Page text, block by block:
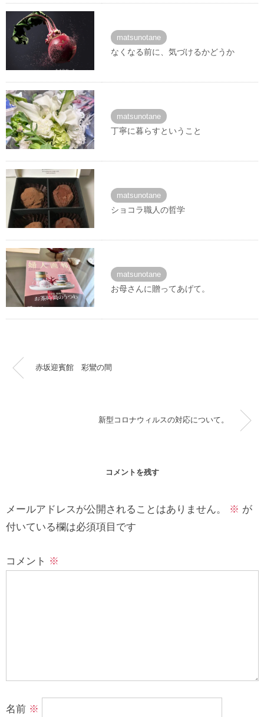
matsunotane
なくなる前に、気づけるかどうか
matsunotane
丁寧に暮らすということ
matsunotane
ショコラ職人の哲学
matsunotane
お母さんに贈ってあげて。
赤坂迎賓館 彩鸞の間
新型コロナウィルスの対応について。
コメントを残す
メールアドレスが公開されることはありません。 ※ が
付いている欄は必須項目です
コメント ※
名前 ※